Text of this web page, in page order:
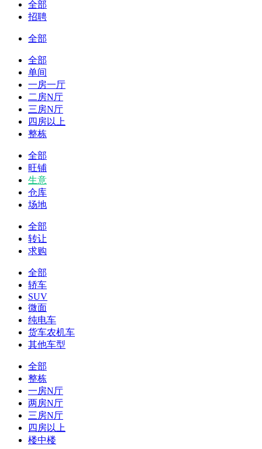
全部
招聘
全部
全部
单间
一房一厅
二房N厅
三房N厅
四房以上
整栋
全部
旺铺
生意
仓库
场地
全部
转让
求购
全部
轿车
SUV
微面
纯电车
货车农机车
其他车型
全部
整栋
一房N厅
两房N厅
三房N厅
四房以上
楼中楼